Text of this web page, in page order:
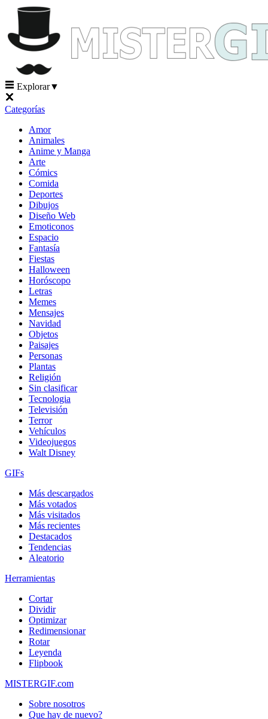
Explorar▼
Categorías
Amor
Animales
Anime y Manga
Arte
Cómics
Comida
Deportes
Dibujos
Diseño Web
Emoticonos
Espacio
Fantasía
Fiestas
Halloween
Horóscopo
Letras
Memes
Mensajes
Navidad
Objetos
Paisajes
Personas
Plantas
Religión
Sin clasificar
Tecnologia
Televisión
Terror
Vehículos
Videojuegos
Walt Disney
GIFs
Más descargados
Más votados
Más visitados
Más recientes
Destacados
Tendencias
Aleatorio
Herramientas
Cortar
Dividir
Optimizar
Redimensionar
Rotar
Leyenda
Flipbook
MISTERGIF.com
Sobre nosotros
Que hay de nuevo?